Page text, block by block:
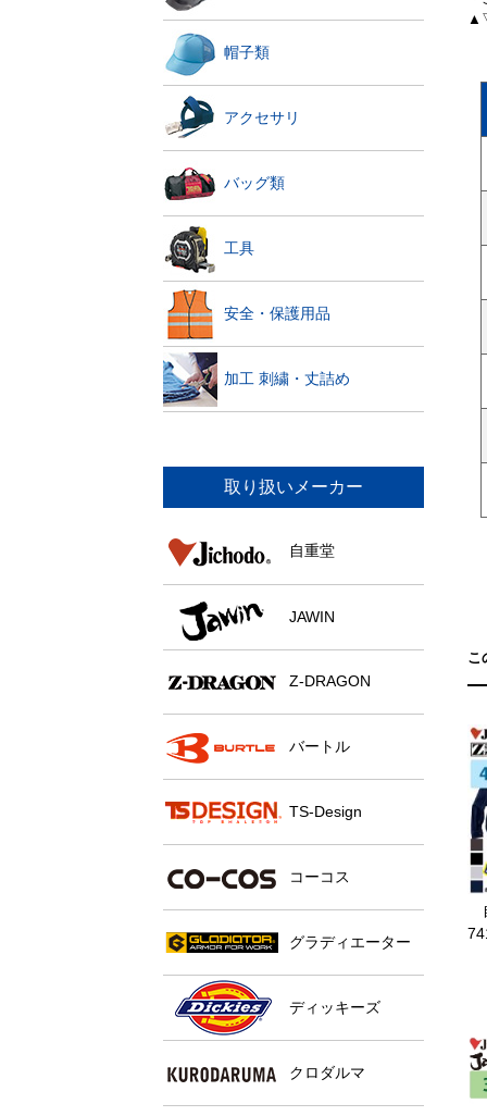
帽子類
アクセサリ
バッグ類
工具
安全・保護用品
加工 刺繍・丈詰め
取り扱いメーカー
自重堂
JAWIN
Z-DRAGON
バートル
TS-Design
コーコス
グラディエーター
ディッキーズ
クロダルマ
こ